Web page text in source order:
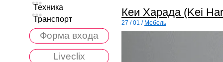
Техника
Транспорт
Форма входа
Liveclix
Кеи Харада (Kei
27 / 01 / Мебель